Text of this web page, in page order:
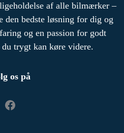
af alle bilmærker –
den bedste løsning for dig og
og en passion for godt
trygt kan køre videre.
os på